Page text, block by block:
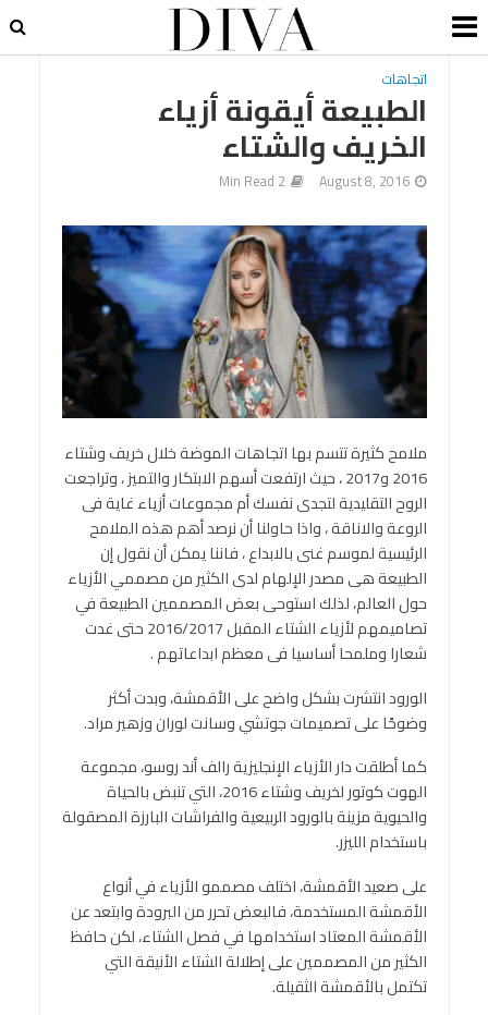
اتجاهات
الطبيعة أيقونة أزياء
الخريف والشتاء
August 8, 2016
2 Min Read
ملامح كثيرة تتسم بها اتجاهات الموضة خلال خريف وشتاء
2016 و2017 ، حيث ارتفعت أسهم الابتكار والتميز ، وتراجعت
الروح التقليدية لتجدى نفسك أم مجموعات أزياء غاية فى
الروعة والاناقة ، واذا حاولنا أن نرصد أهم هذه الملامح
الرئيسية لموسم غنى بالابداع ، فاننا يمكن أن نقول إن
الطبيعة هى مصدر الإلهام لدى الكثير من مصممي الأزياء
حول العالم، لذلك استوحى بعض المصممين الطبيعة في
تصاميمهم لأزياء الشتاء المقبل 2016/2017 حتى غدت
شعارا وملمحا أساسيا فى معظم ابداعاتهم .
الورود انتشرت بشكل واضح على الأقمشة، وبدت أكثر
وضوحًا على تصميمات جوتشي وسانت لوران وزهير مراد.
كما أطلقت دار الأزياء الإنجليزية رالف أند روسو، مجموعة
الهوت كوتور لخريف وشتاء 2016، التي تنبض بالحياة
والحيوية مزينة بالورود الربيعية والفراشات البارزة المصقولة
باستخدام الليزر.
على صعيد الأقمشة، اختلف مصممو الأزياء في أنواع
الأقمشة المستخدمة، فالبعض تحرر من البرودة وابتعد عن
الأقمشة المعتاد استخدامها في فصل الشتاء، لكن حافظ
الكثير من المصممين على إطلالة الشتاء الأنيقة التي
تكتمل بالأقمشة الثقيلة.